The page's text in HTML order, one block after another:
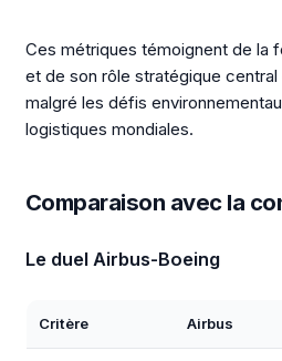
Ces métriques témoignent de la
et de son rôle stratégique central
malgré les défis
logistiques mondiales.
Comparaison avec la
Le duel Airbus-Boeing
Critère Airbus